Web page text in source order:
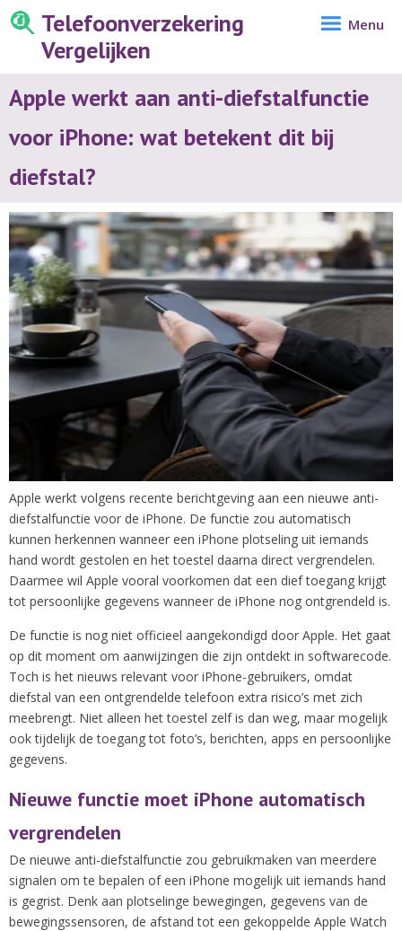
Telefoonverzekering
Vergelijken
Menu
Apple werkt aan anti-diefstalfunctie
voor iPhone: wat betekent dit bij
diefstal?
Apple werkt volgens recente berichtgeving aan een nieuwe anti-
diefstalfunctie voor de iPhone. De functie zou automatisch
kunnen herkennen wanneer een iPhone plotseling uit iemands
hand wordt gestolen en het toestel daarna direct vergrendelen.
Daarmee wil Apple vooral voorkomen dat een dief toegang krijgt
tot persoonlijke gegevens wanneer de iPhone nog ontgrendeld is.
De functie is nog niet officieel aangekondigd door Apple. Het gaat
op dit moment om aanwijzingen die zijn ontdekt in softwarecode.
Toch is het nieuws relevant voor iPhone-gebruikers, omdat
diefstal van een ontgrendelde telefoon extra risico’s met zich
meebrengt. Niet alleen het toestel zelf is dan weg, maar mogelijk
ook tijdelijk de toegang tot foto’s, berichten, apps en persoonlijke
gegevens.
Nieuwe functie moet iPhone automatisch
vergrendelen
De nieuwe anti-diefstalfunctie zou gebruikmaken van meerdere
signalen om te bepalen of een iPhone mogelijk uit iemands hand
is gegrist. Denk aan plotselinge bewegingen, gegevens van de
bewegingssensoren, de afstand tot een gekoppelde Apple Watch